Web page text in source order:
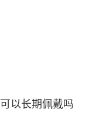
以长期佩戴吗